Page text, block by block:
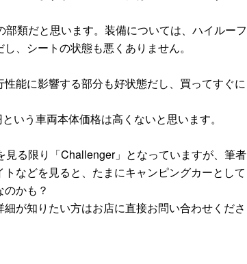
類だと思います。装備については、ハイルーフ
、シートの状態も悪くありません。
能に影響する部分も好状態だし、買ってすぐに
いう車両本体価格は高くないと思います。
る限り「Challenger」となっていますが、筆者
などを見ると、たまにキャンピングカーとして
かも？
が知りたい方はお店に直接お問い合わせくださ